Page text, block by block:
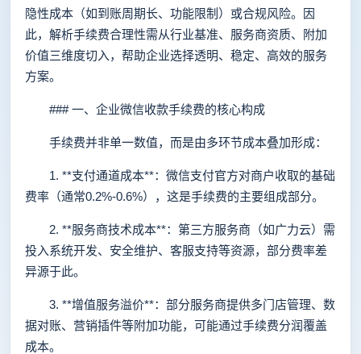
隐性成本（如到账周期长、功能限制）或合规风险。因
此，解析手续费合理性需从行业基准、服务商资质、附加
价值三维度切入，帮助企业选择透明、稳定、高效的服务
方案。
### 一、企业微信收款手续费的核心构成
手续费并非单一数值，而是由多环节成本叠加形成：
1. **支付通道成本**：微信支付官方对商户收取的基础
费率（通常0.2%-0.6%），这是手续费的主要组成部分。
2. **服务商技术成本**：第三方服务商（如广力云）需
投入系统开发、安全维护、客服支持等资源，部分费率差
异源于此。
3. **增值服务溢价**：部分服务商提供多门店管理、数
据对账、营销插件等附加功能，可能通过手续费分润覆盖
成本。